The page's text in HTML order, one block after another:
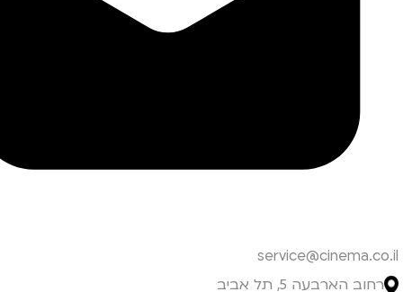
service@cinema.co.il
רחוב הארבעה 5, תל אביב